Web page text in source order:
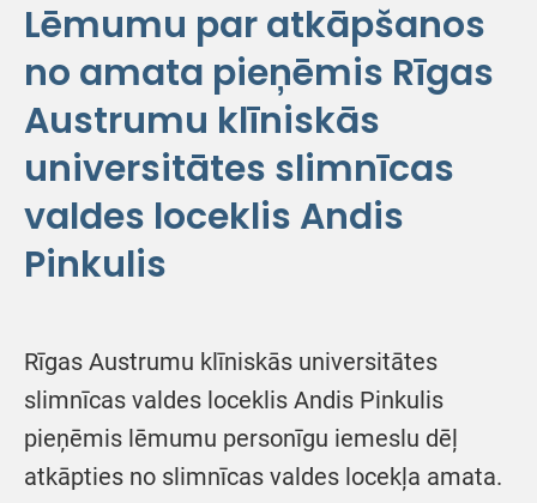
Lēmumu par atkāpšanos
no amata pieņēmis Rīgas
Austrumu klīniskās
universitātes slimnīcas
valdes loceklis Andis
Pinkulis
Rīgas Austrumu klīniskās universitātes
slimnīcas valdes loceklis Andis Pinkulis
pieņēmis lēmumu personīgu iemeslu dēļ
atkāpties no slimnīcas valdes locekļa amata.